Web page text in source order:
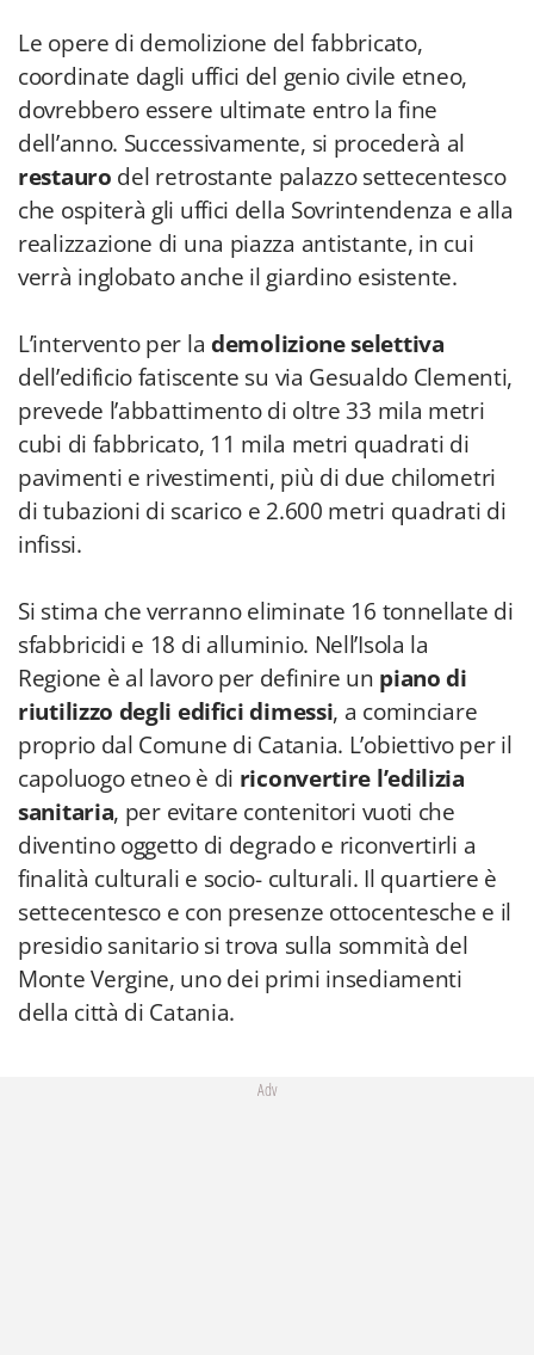
Le opere di demolizione del fabbricato,
coordinate dagli uffici del genio civile etneo,
dovrebbero essere ultimate entro la fine
dell’anno. Successivamente, si procederà al
restauro del retrostante palazzo settecentesco
che ospiterà gli uffici della Sovrintendenza e alla
realizzazione di una piazza antistante, in cui
verrà inglobato anche il giardino esistente.
L’intervento per la demolizione selettiva
dell’edificio fatiscente su via Gesualdo Clementi,
prevede l’abbattimento di oltre 33 mila metri
cubi di fabbricato, 11 mila metri quadrati di
pavimenti e rivestimenti, più di due chilometri
di tubazioni di scarico e 2.600 metri quadrati di
infissi.
Si stima che verranno eliminate 16 tonnellate di
sfabbricidi e 18 di alluminio. Nell’Isola la
Regione è al lavoro per definire un piano di
riutilizzo degli edifici dimessi, a cominciare
proprio dal Comune di Catania. L’obiettivo per il
capoluogo etneo è di riconvertire l’edilizia
sanitaria, per evitare contenitori vuoti che
diventino oggetto di degrado e riconvertirli a
finalità culturali e socio- culturali. Il quartiere è
settecentesco e con presenze ottocentesche e il
presidio sanitario si trova sulla sommità del
Monte Vergine, uno dei primi insediamenti
della città di Catania.
Adv